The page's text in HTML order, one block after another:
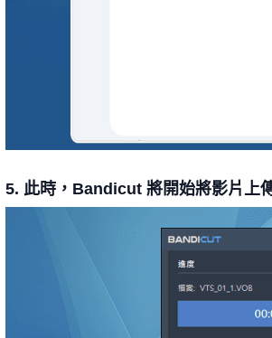
5. 此時，Bandicut 將開始將影片上